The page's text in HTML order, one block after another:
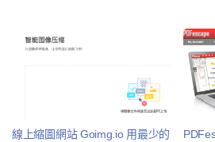
線上縮圖網站 Goimg.io 用最少的